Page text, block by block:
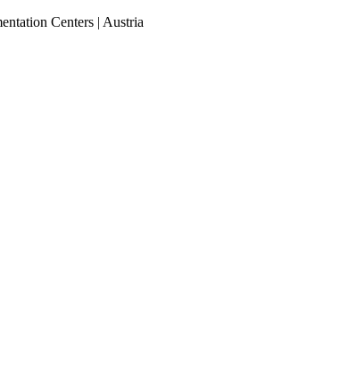
Centers | Austria